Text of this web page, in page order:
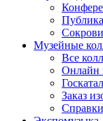
Музейные
Все
Онлайн
Заказ